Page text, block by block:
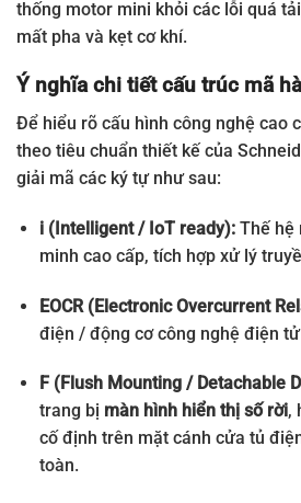
thống motor mini khỏi các lỗi quá
mất pha và kẹt cơ khí.
Ý nghĩa chi tiết cấu trúc mã
Để hiểu rõ cấu hình công nghệ cao
theo tiêu chuẩn thiết kế của
giải mã các ký tự như sau:
i (Intelligent / IoT ready):Thế hệ
minh cao cấp, tích hợp xử lý
EOCR (Electronic Overcurrent
điện / động cơ công nghệ điện
F (Flush Mounting / Detachable
trang bị màn hình hiển thị số rời,
cố định trên mặt cánh cửa tủ
toàn.